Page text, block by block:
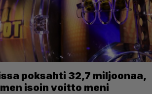
poksahti 32,7 miljoonaa,
isoin voitto meni